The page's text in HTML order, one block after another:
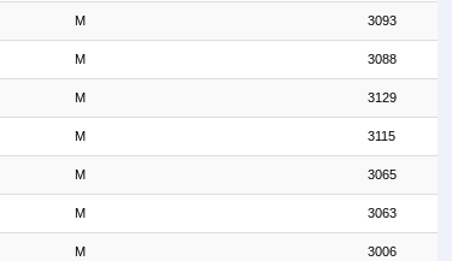
M 3093
M 3088
M 3129
M 3115
M 3065
M 3063
M 3006